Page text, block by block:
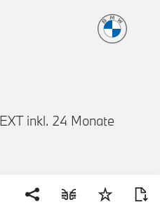
inkl. 24 Monate